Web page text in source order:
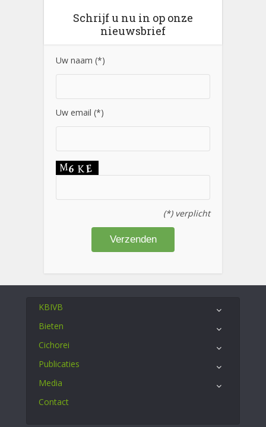
Schrijf u nu in op onze
nieuwsbrief
Uw naam (*)
Uw email (*)
(*) verplicht
KBIVB
Bieten
Cichorei
Publicaties
Media
Contact